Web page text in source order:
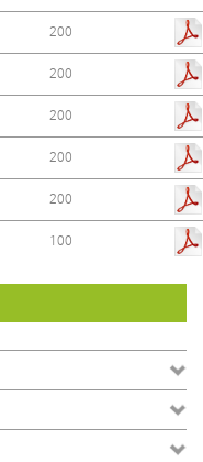
200
200
200
200
200
100